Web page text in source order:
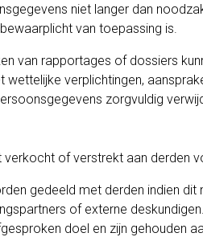
niet langer dan
van toepassing is.
van rapportages of dossiers
verplichtingen,
zorgvuldig
of verstrekt aan derden
gedeeld met derden indien
of externe
doel en zijn gehouden